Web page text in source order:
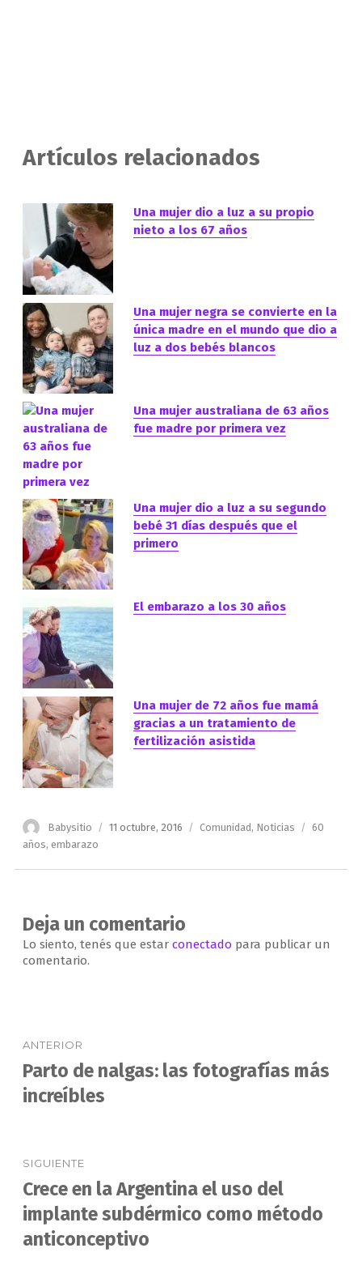
Artículos relacionados
Una mujer dio a luz a su propio
nieto a los 67 años
Una mujer negra se convierte en la
única madre en el mundo que dio a
luz a dos bebés blancos
Una mujer australiana de 63 años
fue madre por primera vez
Una mujer dio a luz a su segundo
bebé 31 días después que el
primero
El embarazo a los 30 años
Una mujer de 72 años fue mamá
gracias a un tratamiento de
fertilización asistida
Autor
Babysitio
Publicado
11 octubre, 2016 Categorías
Comunidad, Noticias Etiquetas
60
años, embarazo
Deja un comentario
Lo siento, tenés que estar conectado para publicar un
comentario.
de
entradas
ANTERIOR
Entrada
anterior:
Parto de nalgas: las fotografías más
increíbles
SIGUIENTE
Entrada
siguiente:
Crece en la Argentina el uso del
implante subdérmico como método
anticonceptivo